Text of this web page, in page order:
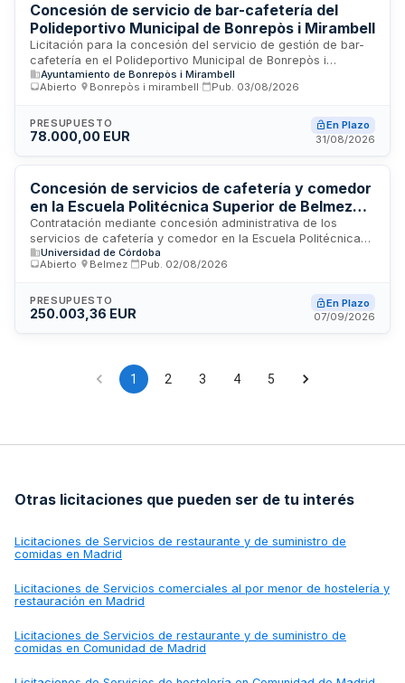
Concesión de servicio de bar-cafetería del
Polideportivo Municipal de Bonrepòs i Mirambell
Licitación para la concesión del servicio de gestión de bar-
cafetería en el Polideportivo Municipal de Bonrepòs i
Mirambell. El contrato se adjudicará mediante procedimiento
abierto con pluralidad de criterios. El presupuesto base
al alza por los licitadores. La concesión incluye la
responsabilidad del adjudicatario de realizar todas las
puesta en funcionamiento, conforme a las prescripciones
técnicas y administrativas establecidas.
Ayuntamiento de Bonrepòs i Mirambell
Abierto
Bonrepòs i mirambell Pub. 03/08/2026
PRESUPUESTO
78.000,00 EUR
En Plazo
31/08/2026
Concesión de servicios de cafetería y comedor
en la Escuela Politécnica Superior de Belmez
con criterios de sostenibilidad y comercio justo
Contratación mediante concesión administrativa de los
servicios de cafetería y comedor en la Escuela Politécnica
Superior de Belmez, campus ubicado en Córdoba. El
concesionario deberá garantizar la prestación de estos
comercio justo en la gestión y oferta de productos. La
universidad ejercerá el seguimiento y control ordinario de la
Universidad de Córdoba
Abierto
Belmez Pub. 02/08/2026
PRESUPUESTO
250.003,36 EUR
En Plazo
07/09/2026
1 2 3 4 5
Otras licitaciones que pueden ser de tu interés
Licitaciones de Servicios de restaurante y de suministro de
comidas en Madrid
Licitaciones de Servicios comerciales al por menor de hostelería y
restauración en Madrid
Licitaciones de Servicios de restaurante y de suministro de
comidas en Comunidad de Madrid